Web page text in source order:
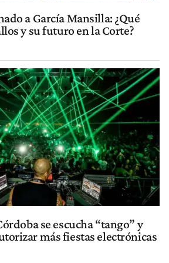
a García Mansilla: ¿Qué
y su futuro en la Corte?
se escucha “tango” y
más fiestas electrónicas